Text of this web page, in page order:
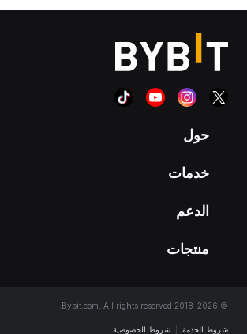
حول
خدمات
الدعم
منتجات
© 2018-2026 Bybit.com. All rights reserved.
شروط الخدمة شروط الخصوصية